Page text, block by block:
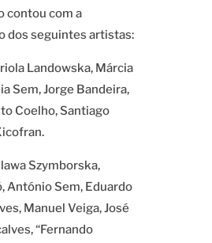
contou com a
dos seguintes artistas:
Landowska, Márcia
Sem, Jorge Bandeira,
Coelho, Santiago
Szymborska,
António Sem, Eduardo
Manuel Veiga, José
“Fernando